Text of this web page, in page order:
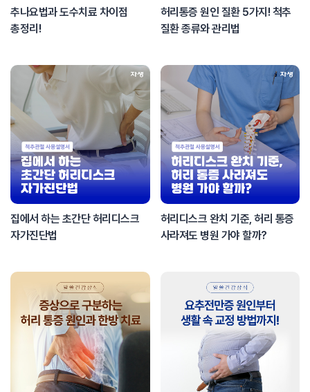
추나요법과 도수치료 차이점
총정리!
허리통증 원인 질환 5가지! 척추
질환 종류와 관리법
집에서 하는 초간단 허리디스크
자가진단법
허리디스크 완치 기준, 허리 통증
사라져도 병원 가야 할까?